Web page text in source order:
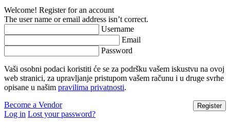
Welcome! Register for an account
The user name or email address isn’t correct.
Username
Email
Password
Vaši osobni podaci koristiti će se za podršku vašem iskustvu na ovoj
web stranici, za upravljanje pristupom vašem računu i u druge svrhe
opisane u našim pravilima privatnosti.
Become a Vendor
Log in Lost your password?